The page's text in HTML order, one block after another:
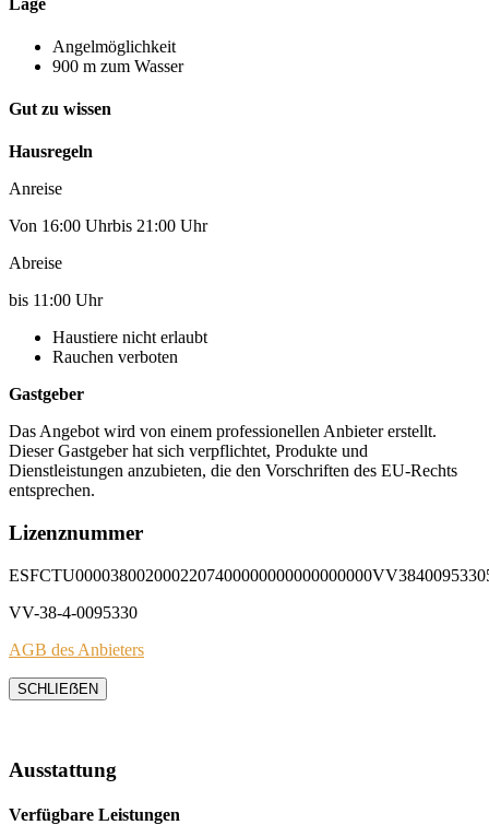
Angelmöglichkeit
900 m zum Wasser
Gut zu wissen
Hausregeln
Anreise
Von 16:00 Uhrbis 21:00 Uhr
Abreise
bis 11:00 Uhr
Haustiere nicht erlaubt
Rauchen verboten
Gastgeber
Das Angebot wird von einem professionellen Anbieter erstellt.
Dieser Gastgeber hat sich verpflichtet, Produkte und
Dienstleistungen anzubieten, die den Vorschriften des EU-Rechts
entsprechen.
Lizenznummer
VV-38-4-0095330
AGB des Anbieters
SCHLIEẞEN
Ausstattung
Verfügbare Leistungen